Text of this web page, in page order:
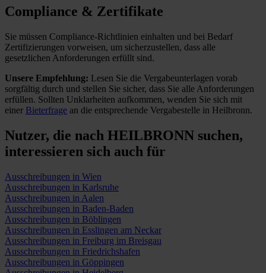
Compliance & Zertifikate
Sie müssen Compliance-Richtlinien einhalten und bei Bedarf
Zertifizierungen vorweisen, um sicherzustellen, dass alle
gesetzlichen Anforderungen erfüllt sind.
Unsere Empfehlung: Lesen Sie die Vergabeunterlagen vorab
sorgfältig durch und stellen Sie sicher, dass Sie alle Anforderungen
erfüllen. Sollten Unklarheiten aufkommen, wenden Sie sich mit
einer Bieterfrage an die entsprechende Vergabestelle in Heilbronn.
Nutzer, die nach HEILBRONN suchen,
interessieren sich auch für
Ausschreibungen in Wien
Ausschreibungen in Karlsruhe
Ausschreibungen in Aalen
Ausschreibungen in Baden-Baden
Ausschreibungen in Böblingen
Ausschreibungen in Esslingen am Neckar
Ausschreibungen in Freiburg im Breisgau
Ausschreibungen in Friedrichshafen
Ausschreibungen in Göppingen